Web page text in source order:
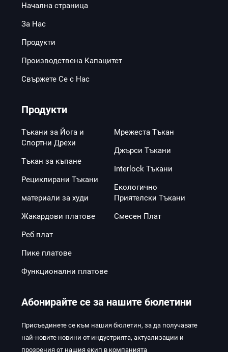
Начална страница
За Нас
Продукти
Производствена Капацитет
Свържете Се с Нас
Продукти
Тъкани за Йога и
Спортни Дрехи
Тъкан за къпане
Рециклирани Тъкани
материали за худи
Мрежеста Тъкан
Джърси Тъкани
Interlock Тъкани
Екологично
Приятелски Тъкани
Жакардови платове
Реб плат
Пике платове
Функционални платове
Смесен Плат
Абонирайте се за нашите бюлетини
Присъединете се към нашия бюлетин, за да получавате
най-новите новини от индустрията, актуализации и
прозрения от нашия екип в компанията